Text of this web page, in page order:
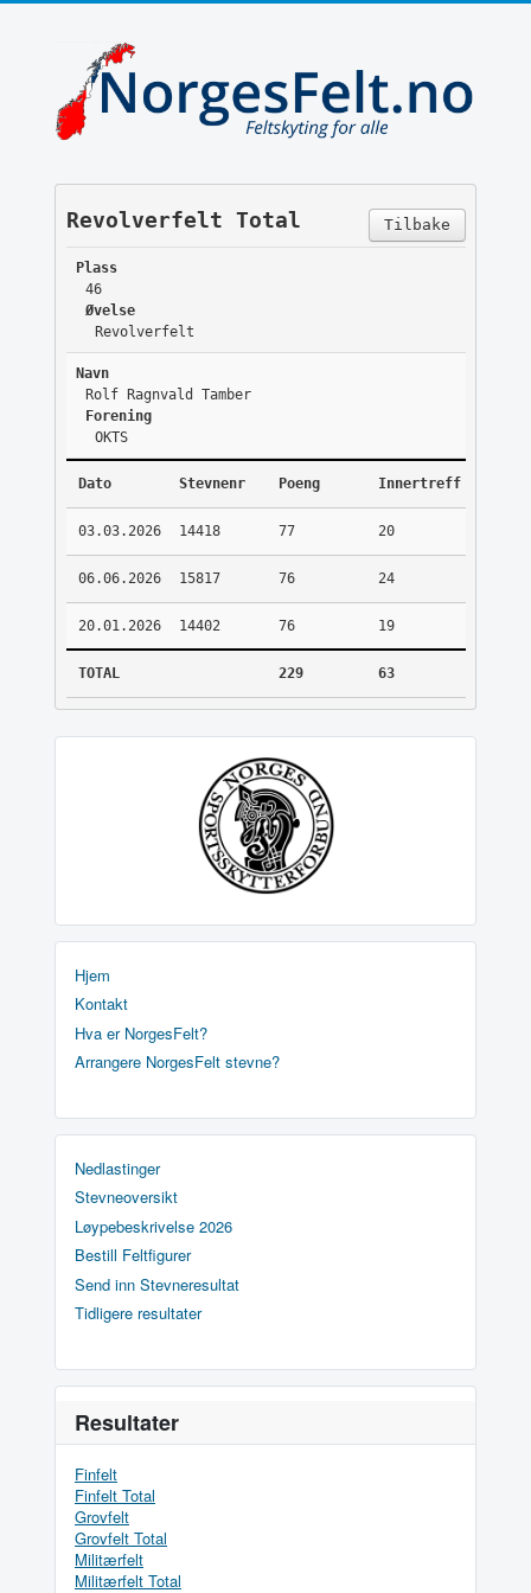
Tilbake
Revolverfelt Total
Plass
46
Øvelse
Revolverfelt
Navn
Rolf Ragnvald Tamber
Forening
OKTS
Dato Stevnenr Poeng Innertreff
03.03.2026 14418 77 20
06.06.2026 15817 76 24
20.01.2026 14402 76 19
TOTAL 229 63
Hjem
Kontakt
Hva er NorgesFelt?
Arrangere NorgesFelt stevne?
Nedlastinger
Stevneoversikt
Løypebeskrivelse 2026
Bestill Feltfigurer
Send inn Stevneresultat
Tidligere resultater
Resultater
Finfelt
Finfelt Total
Grovfelt
Grovfelt Total
Militærfelt
Militærfelt Total